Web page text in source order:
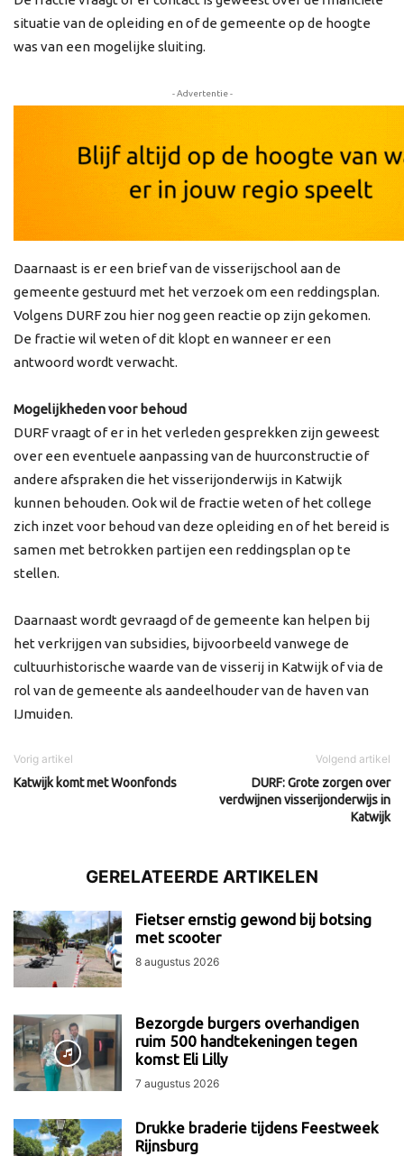
situatie van de opleiding en of de gemeente op de hoogte
was van een mogelijke sluiting.
- Advertentie -
Daarnaast is er een brief van de visserijschool aan de
gemeente gestuurd met het verzoek om een reddingsplan.
Volgens DURF zou hier nog geen reactie op zijn gekomen.
De fractie wil weten of dit klopt en wanneer er een
antwoord wordt verwacht.
Mogelijkheden voor behoud
DURF vraagt of er in het verleden gesprekken zijn geweest
over een eventuele aanpassing van de huurconstructie of
andere afspraken die het visserijonderwijs in Katwijk
kunnen behouden. Ook wil de fractie weten of het college
zich inzet voor behoud van deze opleiding en of het bereid is
samen met betrokken partijen een reddingsplan op te
stellen.
Daarnaast wordt gevraagd of de gemeente kan helpen bij
het verkrijgen van subsidies, bijvoorbeeld vanwege de
cultuurhistorische waarde van de visserij in Katwijk of via de
rol van de gemeente als aandeelhouder van de haven van
IJmuiden.
Vorig artikel
Katwijk komt met Woonfonds
Volgend artikel
DURF: Grote zorgen over
verdwijnen visserijonderwijs in
Katwijk
GERELATEERDE ARTIKELEN
Fietser ernstig gewond bij botsing
met scooter
8 augustus 2026
Bezorgde burgers overhandigen
ruim 500 handtekeningen tegen
komst Eli Lilly
7 augustus 2026
Drukke braderie tijdens Feestweek
Rijnsburg